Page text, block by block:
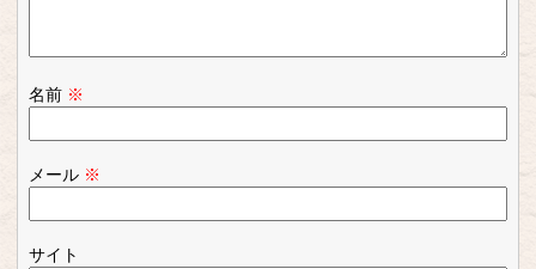
名前 ※
メール ※
サイト